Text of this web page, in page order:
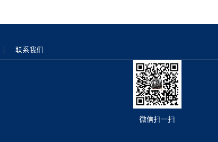
| 联系我们
微信扫一扫